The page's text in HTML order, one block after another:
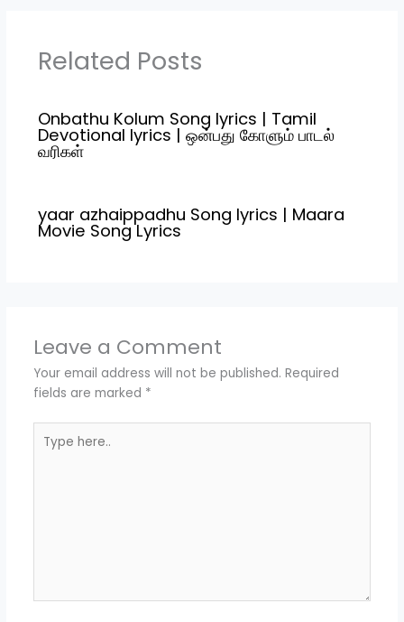
Related Posts
Onbathu Kolum Song lyrics | Tamil
Devotional lyrics | ஒன்பது கோளும் பாடல்
வரிகள்
yaar azhaippadhu Song lyrics | Maara
Movie Song Lyrics
Leave a Comment
Your email address will not be published. Required
fields are marked *
here..